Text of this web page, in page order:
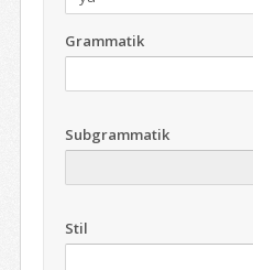
Grammatik
Subgrammatik
Stil